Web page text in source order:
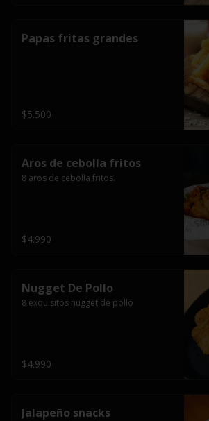
Papas fritas grandes
$5.500
Aros de cebolla fritos
8 aros de cebolla fritos.
$4.990
Nugget De Pollo
8 exquisitos nugget de pollo
$4.990
Jalapeño snacks